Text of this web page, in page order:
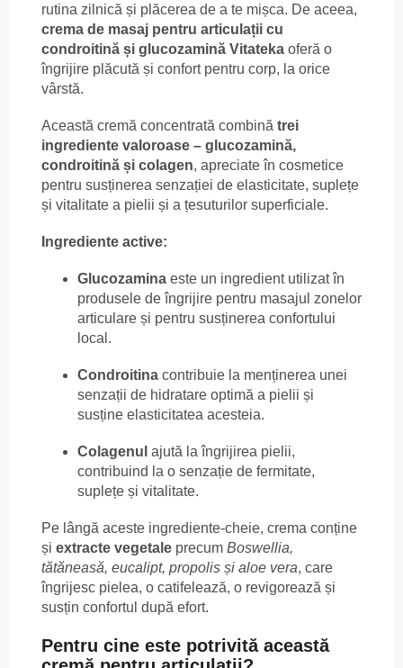
rutina zilnică și plăcerea de a te mișca. De aceea,
crema de masaj pentru articulații cu
condroitină și glucozamină Vitateka oferă o
îngrijire plăcută și confort pentru corp, la orice
vârstă.
Această cremă concentrată combină trei
ingrediente valoroase – glucozamină,
condroitină și colagen, apreciate în cosmetice
pentru susținerea senzației de elasticitate, suplețe
și vitalitate a pielii și a țesuturilor superficiale.
Ingrediente active:
Glucozamina este un ingredient utilizat în
produsele de îngrijire pentru masajul zonelor
articulare și pentru susținerea confortului
local.
Condroitina contribuie la menținerea unei
senzații de hidratare optimă a pielii și
susține elasticitatea acesteia.
Colagenul ajută la îngrijirea pielii,
contribuind la o senzație de fermitate,
suplețe și vitalitate.
Pe lângă aceste ingrediente-cheie, crema conține
și extracte vegetale precum Boswellia,
tătăneasă, eucalipt, propolis și aloe vera, care
îngrijesc pielea, o catifelează, o revigorează și
susțin confortul după efort.
Pentru cine este potrivită această